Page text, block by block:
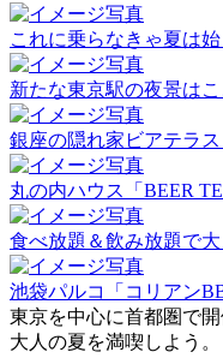
これに乗らなきゃ夏は
新たな東京駅の夜景は
銀座の隠れ家ビアテラス
丸の内ハウス「BEER
食べ放題＆飲み放題で大
池袋パルコ「コリアン
東京を中心に首都圏で
大人の夏を満喫しよう。